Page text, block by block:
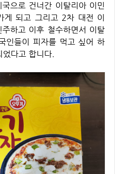
으로 건너간 이탈리아 이민
게 되고 그리고 2차 대전 이
하고 이후 철수하면서 이탈
인들이 피자를 먹고 싶어 하
었다고 합니다.